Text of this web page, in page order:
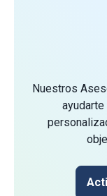
Nuestros
ayudarte